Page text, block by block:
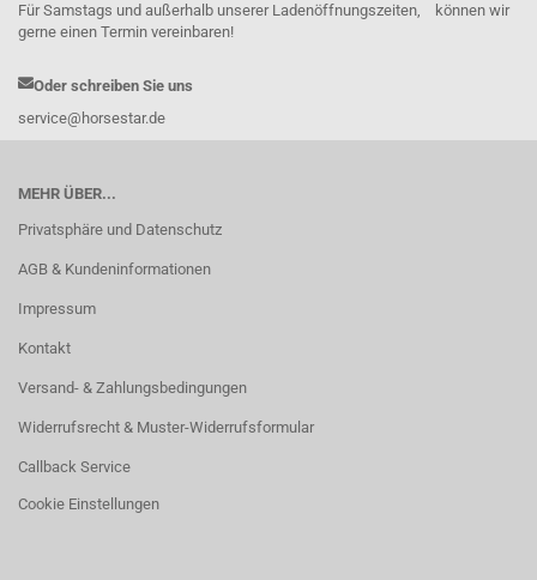
Für Samstags und außerhalb unserer Ladenöffnungszeiten, können wir
gerne einen Termin vereinbaren!
Oder schreiben Sie uns
service@horsestar.de
MEHR ÜBER...
Privatsphäre und Datenschutz
AGB & Kundeninformationen
Impressum
Kontakt
Versand- & Zahlungsbedingungen
Widerrufsrecht & Muster-Widerrufsformular
Callback Service
Cookie Einstellungen